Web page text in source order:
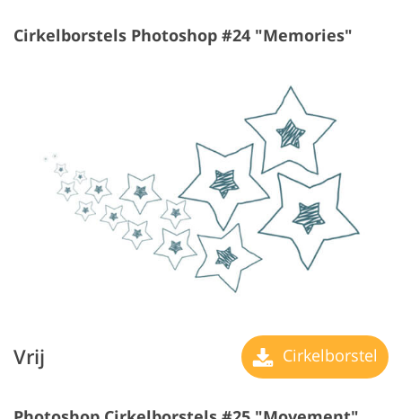
Cirkelborstels Photoshop #24 "Memories"
Vrij Cirkelborstel